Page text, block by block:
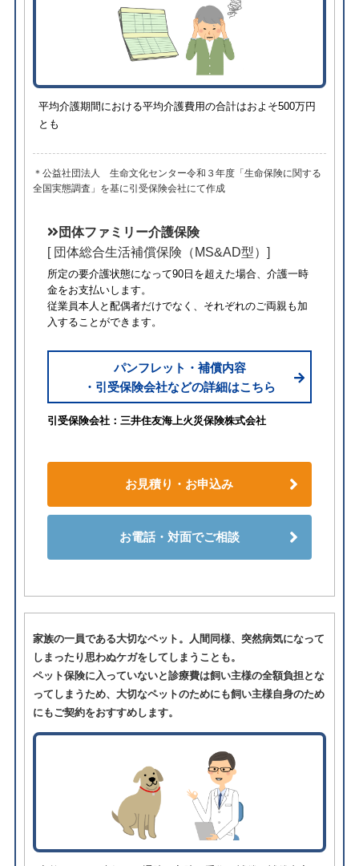
平均介護期間における平均介護費用の合計はおよそ500万円
とも
＊公益社団法人 生命文化センター令和３年度「生命保険に関する
全国実態調査」を基に引受保険会社にて作成
団体ファミリー介護保険
[ 団体総合生活補償保険（MS&AD型）]
所定の要介護状態になって90日を超えた場合、介護一時
金をお支払いします。
従業員本人と配偶者だけでなく、それぞれのご両親も加
入することができます。
パンフレット・補償内容
・引受保険会社などの詳細はこちら
引受保険会社：三井住友海上火災保険株式会社
お見積り・お申込み
お電話・対面でご相談
家族の一員である大切なペット。人間同様、突然病気になって
しまったり思わぬケガをしてしまうことも。
ペット保険に入っていないと診療費は飼い主様の全額負担とな
ってしまうため、大切なペットのためにも飼い主様自身のため
にもご契約をおすすめします。